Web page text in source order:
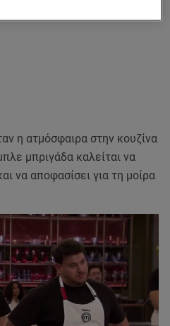
η ατμόσφαιρα στην κουζίνα
μπριγάδα καλείται να
να αποφασίσει για τη μοίρα